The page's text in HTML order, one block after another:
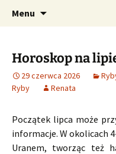
dzienny,
tygodniowy
Profesjonalne
Menu
Horoskop na
29 czerwca 2026
Ryby
Renata
Początek lipca może
informacje. W okolicach
Uranem, tworząc też